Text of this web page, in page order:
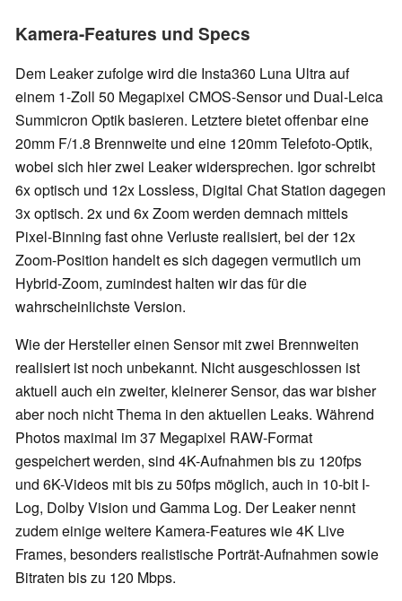
Kamera-Features und Specs
Dem Leaker zufolge wird die Insta360 Luna Ultra auf
einem 1-Zoll 50 Megapixel CMOS-Sensor und Dual-Leica
Summicron Optik basieren. Letztere bietet offenbar eine
20mm F/1.8 Brennweite und eine 120mm Telefoto-Optik,
wobei sich hier zwei Leaker widersprechen. Igor schreibt
6x optisch und 12x Lossless, Digital Chat Station dagegen
3x optisch. 2x und 6x Zoom werden demnach mittels
Pixel-Binning fast ohne Verluste realisiert, bei der 12x
Zoom-Position handelt es sich dagegen vermutlich um
Hybrid-Zoom, zumindest halten wir das für die
wahrscheinlichste Version.
Wie der Hersteller einen Sensor mit zwei Brennweiten
realisiert ist noch unbekannt. Nicht ausgeschlossen ist
aktuell auch ein zweiter, kleinerer Sensor, das war bisher
aber noch nicht Thema in den aktuellen Leaks. Während
Photos maximal im 37 Megapixel RAW-Format
gespeichert werden, sind 4K-Aufnahmen bis zu 120fps
und 6K-Videos mit bis zu 50fps möglich, auch in 10-bit I-
Log, Dolby Vision und Gamma Log. Der Leaker nennt
zudem einige weitere Kamera-Features wie 4K Live
Frames, besonders realistische Porträt-Aufnahmen sowie
Bitraten bis zu 120 Mbps.